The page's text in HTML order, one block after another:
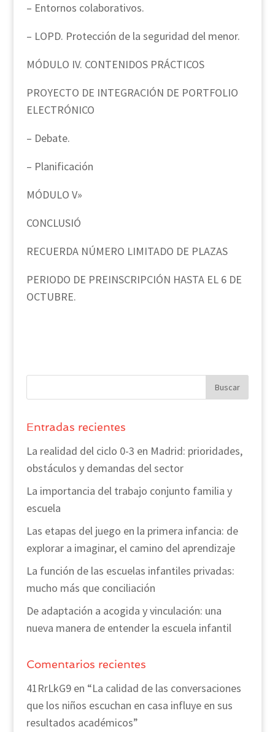
– Entornos colaborativos.
– LOPD. Protección de la seguridad del menor.
MÓDULO IV. CONTENIDOS PRÁCTICOS
PROYECTO DE INTEGRACIÓN DE PORTFOLIO
ELECTRÓNICO
– Debate.
– Planificación
MÓDULO V»
CONCLUSIÓ
RECUERDA NÚMERO LIMITADO DE PLAZAS
PERIODO DE PREINSCRIPCIÓN HASTA EL 6 DE
OCTUBRE.
Entradas recientes
La realidad del ciclo 0-3 en Madrid: prioridades,
obstáculos y demandas del sector
La importancia del trabajo conjunto familia y
escuela
Las etapas del juego en la primera infancia: de
explorar a imaginar, el camino del aprendizaje
La función de las escuelas infantiles privadas:
mucho más que conciliación
De adaptación a acogida y vinculación: una
nueva manera de entender la escuela infantil
Comentarios recientes
41RrLkG9en “La calidad de las conversaciones
que los niños escuchan en casa influye en sus
resultados académicos”